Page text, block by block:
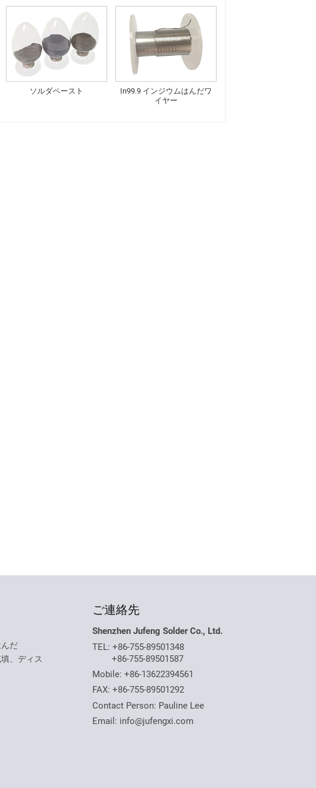
ソルダペースト
In99.9 インジウムはんだワ
イヤー
だ
、ディス
ご連絡先
Shenzhen Jufeng Solder Co., Ltd.
TEL:+86-755-89501348
+86-755-89501587
Mobile:+86-13622394561
FAX: +86-755-89501292
Contact Person: Pauline Lee
Email: info@jufengxi.com